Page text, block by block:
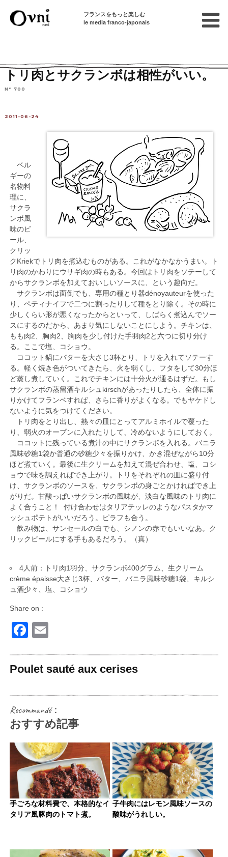
フランスをもっと楽しむ
le media franco-japonais
トリ肉とサクランボは相性がいい。
N° 700
2011-06-24
ベル
ギーの
名物料
理に、
サクラ
ンボ風
味のビ
ール、
クリッ
クKriekでトリ肉を煮込むものがある。これがなかなかうまい。ト
リ肉のかわりにウサギ肉の時もある。今回はトリ肉をソテーして
からサクランボを加えておいしいソースに、という趣向だ。
サクランボは面倒でも、専用の種とり器dénoyauteurを使った
り、ペティナイフで二つに割ったりして種をとり除く。その時に
少しくらい形が悪くなったからといって、しばらく煮込んでソー
スにするのだから、あまり気にしないことにしよう。チキンは、
もも肉2、胸肉2、胸肉を少し付けた手羽肉2と六つに切り分け
る。ここで塩、コショウ。
ココット鍋にバターを大さじ3杯とり、トリを入れてソテーす
る。軽く焼き色がついてきたら、火を弱くし、フタをして30分ほ
ど蒸し煮していく。これでチキンには十分火が通るはずだ。もし
サクランボの蒸留酒キルシュkirschがあったりしたら、全体に振
りかけてフランベすれば、さらに香りがよくなる。でもヤケドし
ないように気をつけてください。
トリ肉をとり出し、熱々の皿にとってアルミホイルで覆った
り、弱火のオーブンに入れたりして、冷めないようにしておく。
ココットに残っている煮汁の中にサクランボを入れる。バニラ
風味砂糖1袋か普通の砂糖少々を振りかけ、かき混ぜながら10分
ほど煮ていく。最後に生クリームを加えて混ぜ合わせ、塩、コシ
ョウで味を調えればでき上がり。トリをそれぞれの皿に盛り付
け、サクランボのソースを、サクランボの身ごとかければでき上
がりだ。甘酸っぱいサクランボの風味が、淡白な風味のトリ肉に
よく合うこと！ 付け合わせはタリアテッレのようなパスタかマ
ッシュポテトがいいだろう。ピラフも合う。
飲み物は、サンセールの白でも、シノンの赤でもいいなあ。ク
リックビールにする手もあるだろう。（真）
4人前：トリ肉1羽分、サクランボ400グラム、生クリーム
crème épaisse大さじ3杯、バター、バニラ風味砂糖1袋、キルシ
ュ酒少々、塩、コショウ
Share on :
Facebook
Poulet sauté aux cerises
Recommandé：
おすすめ記事
手ごろな材料費で、本格的なイ
タリア風豚肉のトマト煮。
子牛肉にはレモン風味ソースの
酸味がうれしい。